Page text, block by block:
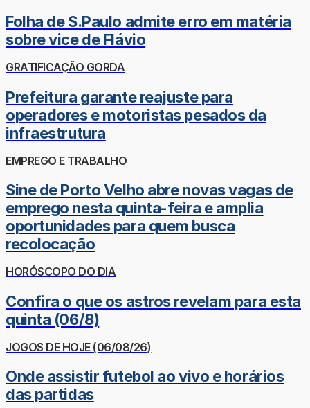
Folha de S.Paulo admite erro em matéria
sobre vice de Flávio
GRATIFICAÇÃO GORDA
Prefeitura garante reajuste para
operadores e motoristas pesados da
infraestrutura
EMPREGO E TRABALHO
Sine de Porto Velho abre novas vagas de
emprego nesta quinta-feira e amplia
oportunidades para quem busca
recolocação
HORÓSCOPO DO DIA
Confira o que os astros revelam para esta
quinta (06/8)
JOGOS DE HOJE (06/08/26)
Onde assistir futebol ao vivo e horários
das partidas